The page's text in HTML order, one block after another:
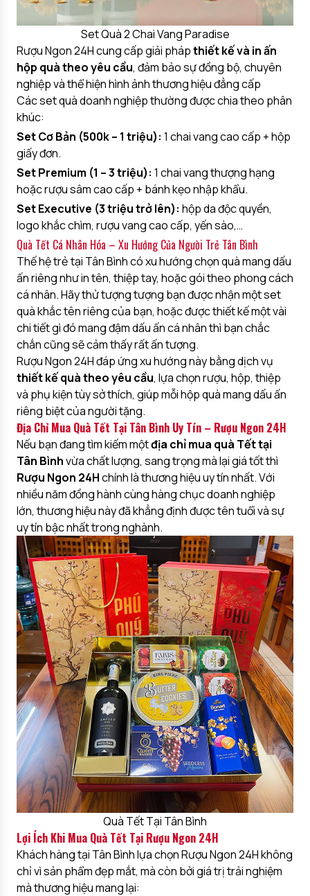
Set Quà 2 Chai Vang Paradise
Rượu Ngon 24H cung cấp giải phápthiết kế và in ấn
hộp quà theo yêu cầu, đảm bảo sự đồng bộ, chuyên
nghiệp và thể hiện hình ảnh thương hiệu đẳng cấp
Các set quà doanh nghiệp thường được chia theo phân
khúc:
Set Cơ Bản (500k – 1 triệu): 1 chai vang cao cấp + hộp
giấy đơn.
Set Premium (1 – 3 triệu): 1 chai vang thượng hạng
hoặc rượu sâm cao cấp + bánh kẹo nhập khẩu.
Set Executive (3 triệu trở lên): hộp da độc quyền,
logo khắc chìm, rượu vang cao cấp, yến sào,…
Quà Tết Cá Nhân Hóa – Xu Hướng Của Người Trẻ Tân Bình
Thế hệ trẻ tại Tân Bình có xu hướng chọn quà mang dấu
ấn riêng như in tên, thiệp tay, hoặc gói theo phong cách
cá nhân. Hãy thử tượng tượng bạn được nhận một set
quà khắc tên riêng của bạn, hoặc được thiết kế một vài
chi tiết gì đó mang đậm dấu ấn cá nhân thì bạn chắc
chắn cũng sẽ cảm thấy rất ấn tượng.
Rượu Ngon 24H đáp ứng xu hướng này bằng dịch vụ
thiết kế quà theo yêu cầu, lựa chọn rượu, hộp, thiệp
và phụ kiện tùy sở thích, giúp mỗi hộp quà mang dấu ấn
riêng biệt của người tặng.
Địa Chỉ Mua Quà Tết Tại Tân Bình Uy Tín – Rượu Ngon 24H
Nếu bạn đang tìm kiếm mộtđịa chỉ mua quà Tết tại
Tân Bìnhvừa chất lượng, sang trọng mà lại giá tốt thì
Rượu Ngon 24Hchính là thương hiệu uy tín nhất. Với
nhiều năm đồng hành cùng hàng chục doanh nghiệp
lớn, thương hiệu này đã khẳng định được tên tuổi và sự
uy tín bậc nhất trong nghành.
Quà Tết Tại Tân Bình
Lợi Ích Khi Mua Quà Tết Tại Rượu Ngon 24H
Khách hàng tại Tân Bình lựa chọn Rượu Ngon 24H không
chỉ vì sản phẩm đẹp mắt, mà còn bởi giá trị trải nghiệm
mà thương hiệu mang lại: